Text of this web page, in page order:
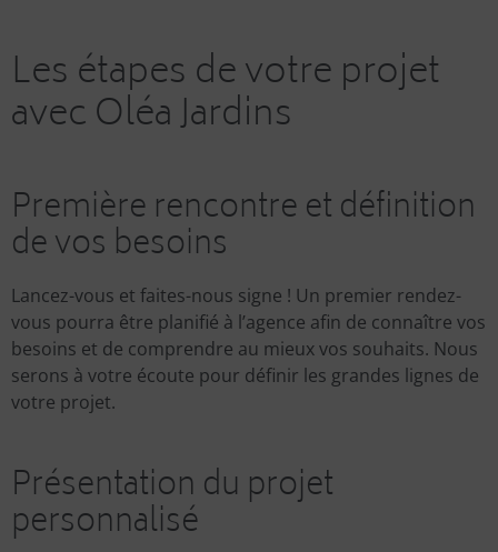
Les étapes de votre projet
avec Oléa Jardins
Première rencontre et définition
de vos besoins
Lancez-vous et faites-nous signe ! Un premier rendez-
vous pourra être planifié à l’agence afin de connaître vos
besoins et de comprendre au mieux vos souhaits. Nous
serons à votre écoute pour définir les grandes lignes de
votre projet.
Présentation du projet
personnalisé